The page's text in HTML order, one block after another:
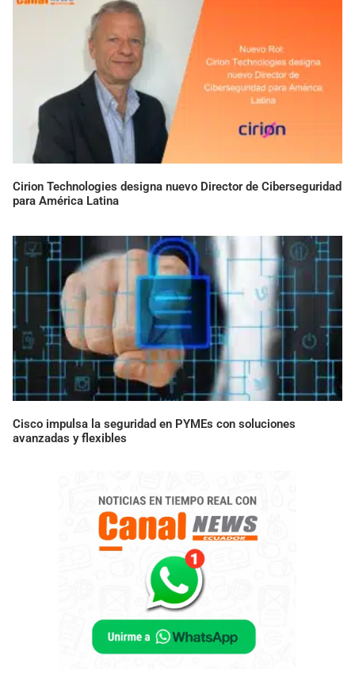
Cirion Technologies designa nuevo Director de Ciberseguridad
para América Latina
Cisco impulsa la seguridad en PYMEs con soluciones
avanzadas y flexibles